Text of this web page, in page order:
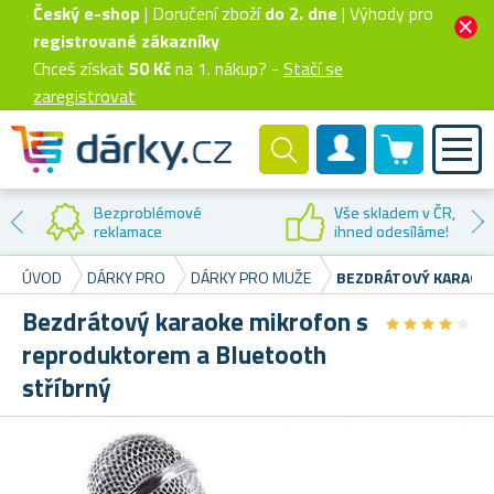
Český e-shop| Doručení zbožído 2. dne | Výhody pro
registrované zákazníky
Chceš získat 50 Kčna 1. nákup? - Stačí se
zaregistrovat
Zákaznický účet
0 produktů
Bezproblémové
reklamace
Vše skladem v ČR,
ihned odesíláme!
ÚVOD
DÁRKY PRO DÁRKY PRO MUŽE BEZDRÁTOVÝ
Bezdrátový karaoke mikrofon s
reproduktorem a Bluetooth
stříbrný
★★★★★
★★★★★